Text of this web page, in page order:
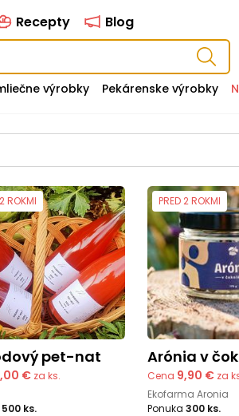
Recepty Blog
výrobky Pekárenske výrobky
ROKMI
pet-nat
€za ks.
500 ks.
PRED 2 ROKMI
Arónia v
Cena 9,90 € za
Ekofarma Aronia
Ponuka300 ks.